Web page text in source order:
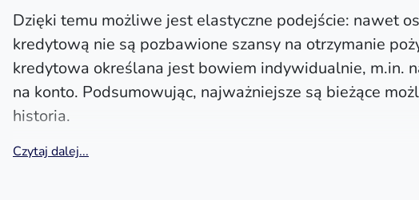
Dzięki temu możliwe jest elastyczne podejście: nawet
kredytową nie są pozbawione szansy na otrzymanie
kredytowa określana jest bowiem indywidualnie, m.in.
na konto. Podsumowując, najważniejsze są bieżące
historia.
Czytaj dalej...